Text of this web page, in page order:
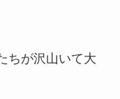
ちが沢山いて大